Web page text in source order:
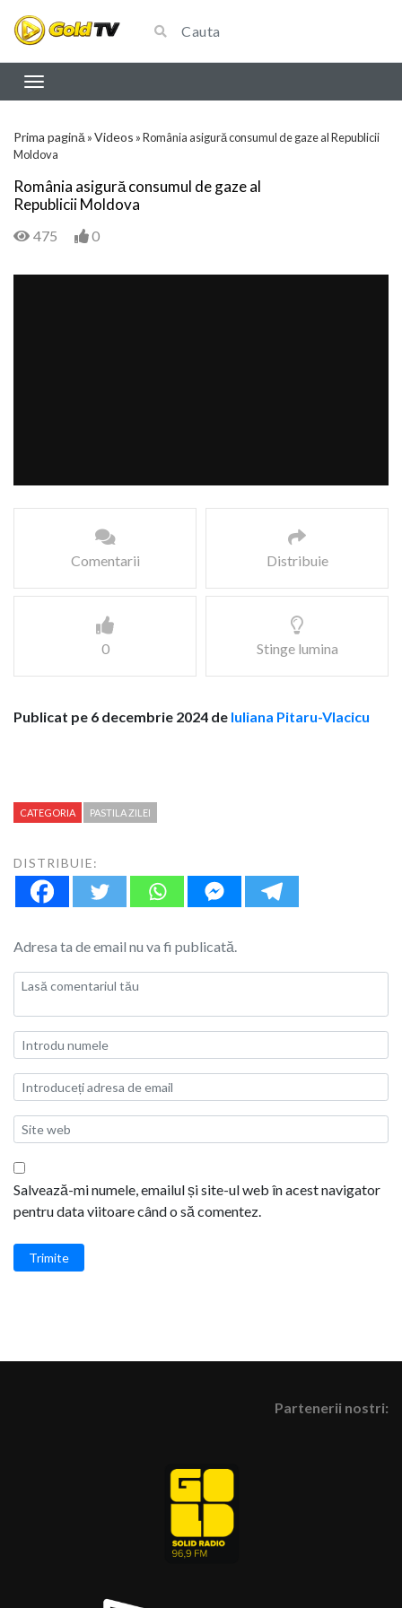
Prima pagină »Videos »România asigură consumul de gaze al Republicii
Moldova
România asigură consumul de gaze al
Republicii Moldova
475 0
Comentarii Distribuie
0 Stinge lumina
Publicat pe 6 decembrie 2024 de Iuliana Pitaru-Vlacicu
CATEGORIA PASTILA ZILEI
DISTRIBUIE:
Adresa ta de email nu va fi publicată.
Salvează-mi numele, emailul și site-ul web în acest navigator
pentru data viitoare când o să comentez.
Trimite
Partenerii nostri: